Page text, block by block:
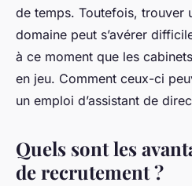
de temps. Toutefois, trouver
domaine peut s’avérer
à ce moment que les
en jeu. Comment ceux-ci
un emploi d’assistant de
Quels sont les
de recrutement ?